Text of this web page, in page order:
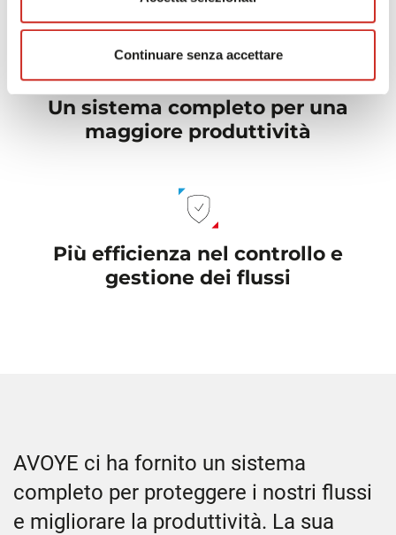
Continuare senza accettare
Un sistema completo per una
maggiore produttività
Più efficienza nel controllo e
gestione dei flussi
AVOYE ci ha fornito un sistema
completo per proteggere i nostri flussi
e migliorare la produttività. La sua